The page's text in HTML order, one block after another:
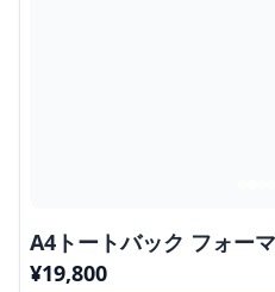
A4トートバック フォー
¥19,800